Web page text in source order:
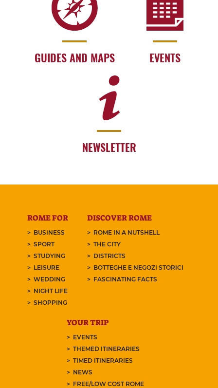
GUIDES AND MAPS EVENTS
NEWSLETTER
ROME FOR
BUSINESS
SPORT
STUDYING
LEISURE
WEDDING
NIGHT LIFE
SHOPPING
DISCOVER ROME
ROME IN A NUTSHELL
THE CITY
DISTRICTS
BOTTEGHE E NEGOZI STORICI
FASCINATING FACTS
YOUR TRIP
EVENTS
THEMED ITINERARIES
TIMED ITINERARIES
NEWS
FREE/LOW COST ROME